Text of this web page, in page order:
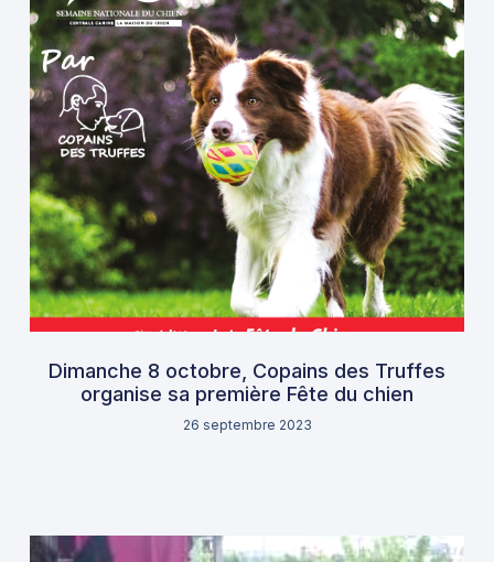
Dimanche 8 octobre, Copains des Truffes
organise sa première Fête du chien
26 septembre 2023